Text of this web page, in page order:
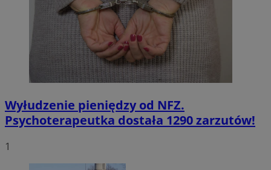
Wyłudzenie pieniędzy od NFZ.
Psychoterapeutka dostała 1290 zarzutów!
1